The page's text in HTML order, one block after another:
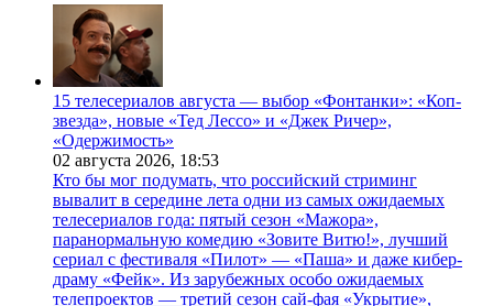
15 телесериалов августа — выбор «Фонтанки»: «Коп-
звезда», новые «Тед Лессо» и «Джек Ричер»,
«Одержимость»
02 августа 2026, 18:53
Кто бы мог подумать, что российский стриминг
вывалит в середине лета одни из самых ожидаемых
телесериалов года: пятый сезон «Мажора»,
паранормальную комедию «Зовите Витю!», лучший
сериал с фестиваля «Пилот» — «Паша» и даже кибер-
драму «Фейк». Из зарубежных особо ожидаемых
телепроектов — третий сезон сай-фая «Укрытие»,